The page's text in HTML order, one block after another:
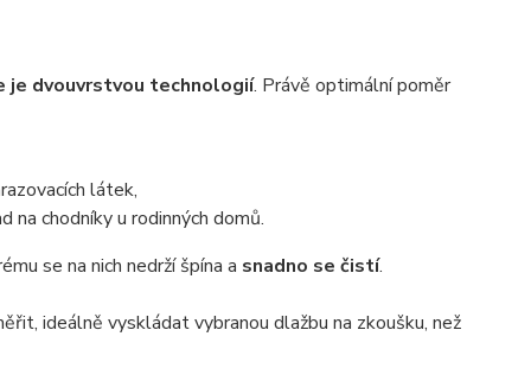
je dvouvrstvou technologií. Právě optimální poměr
látek,
na chodníky u rodinných domů.
se na nich nedrží špína a snadno se čistí.
ideálně vyskládat vybranou dlažbu na zkoušku, než